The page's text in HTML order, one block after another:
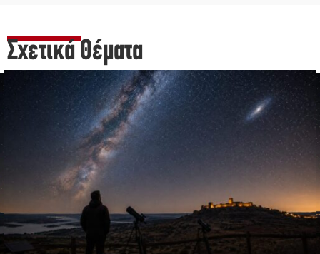
Σχετικά Θέματα